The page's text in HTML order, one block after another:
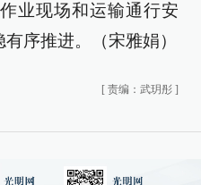
业现场和运输通行安
序推进。（宋雅娟）
[ 责编：武玥彤 ]